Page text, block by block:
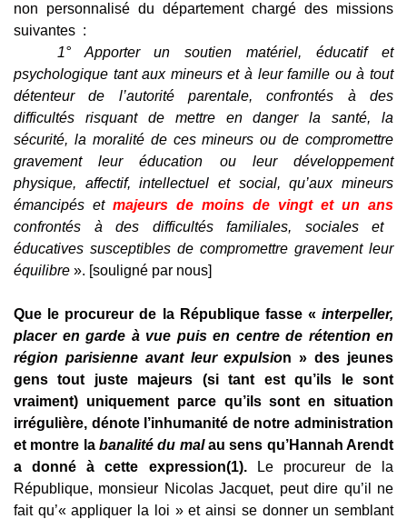
non personnalisé du département chargé des missions
suivantes :
1° Apporter un soutien matériel, éducatif et
psychologique tant aux mineurs et à leur famille ou à tout
détenteur de l’autorité parentale, confrontés à des
difficultés risquant de mettre en danger la santé, la
sécurité, la moralité de ces mineurs ou de compromettre
gravement leur éducation ou leur développement
physique, affectif, intellectuel et social, qu’aux mineurs
émancipés et majeurs de moins de vingt et un ans
confrontés à des difficultés familiales, sociales et
éducatives susceptibles de compromettre gravement leur
équilibre ». [souligné par nous]
Que le procureur de la République fasse « interpeller,
placer en garde à vue puis en centre de rétention en
région parisienne avant leur expulsion » des jeunes
gens tout juste majeurs (si tant est qu’ils le sont
vraiment) uniquement parce qu’ils sont en situation
irrégulière, dénote l’inhumanité de notre administration
et montre la banalité du malau sens qu’Hannah Arendt
a donné à cette expression(1).Le procureur de la
République, monsieur Nicolas Jacquet, peut dire qu’il ne
fait qu’« appliquer la loi » et ainsi se donner un semblant